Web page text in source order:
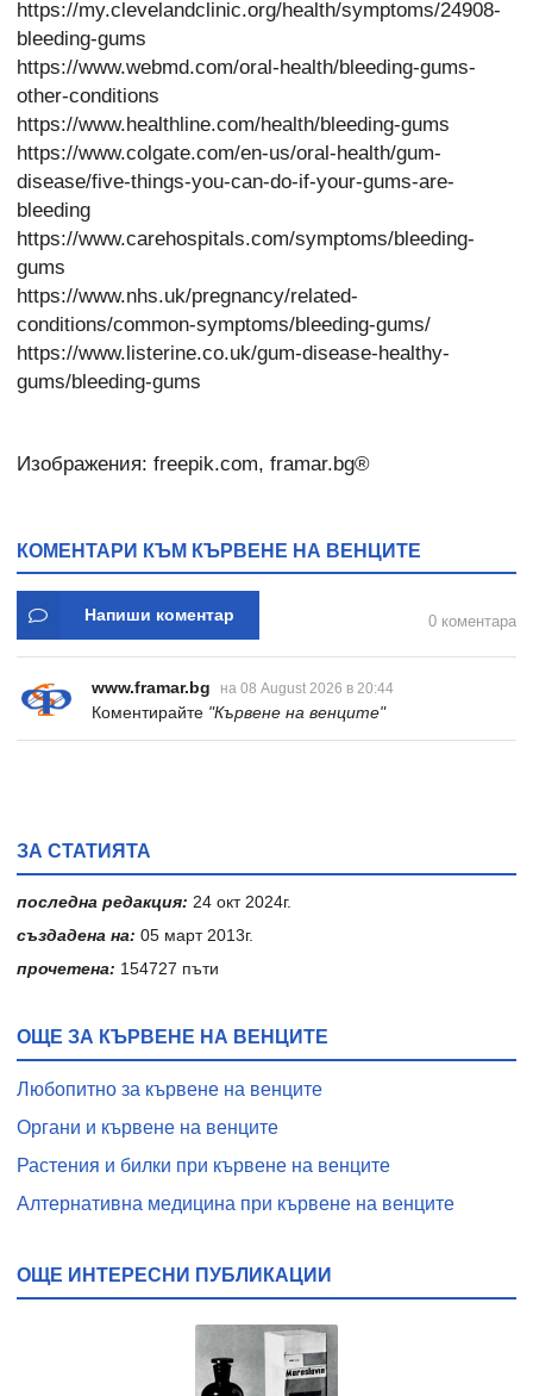
https://my.clevelandclinic.org/health/symptoms/24908-
bleeding-gums
https://www.webmd.com/oral-health/bleeding-gums-
other-conditions
https://www.healthline.com/health/bleeding-gums
https://www.colgate.com/en-us/oral-health/gum-
disease/five-things-you-can-do-if-your-gums-are-
bleeding
https://www.carehospitals.com/symptoms/bleeding-
gums
https://www.nhs.uk/pregnancy/related-
conditions/common-symptoms/bleeding-gums/
https://www.listerine.co.uk/gum-disease-healthy-
gums/bleeding-gums
Изображения: freepik.com, framar.bg®
КОМЕНТАРИ КЪМ КЪРВЕНЕ НА ВЕНЦИТЕ
Напиши коментар 0 коментара
www.framar.bg на 08 August 2026 в 20:44
Коментирайте "Кървене на венците"
ЗА СТАТИЯТА
последна редакция: 24 окт 2024г.
създадена на: 05 март 2013г.
прочетена: 154727 пъти
ОЩЕ ЗА КЪРВЕНЕ НА ВЕНЦИТЕ
Любопитно за кървене на венците
Органи и кървене на венците
Растения и билки при кървене на венците
Алтернативна медицина при кървене на венците
ОЩЕ ИНТЕРЕСНИ ПУБЛИКАЦИИ